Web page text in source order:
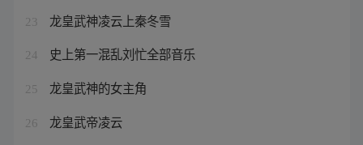
23 龙皇武神凌云上秦冬雪
24 史上第一混乱刘忙全部音乐
25 龙皇武神的女主角
26 龙皇武帝凌云